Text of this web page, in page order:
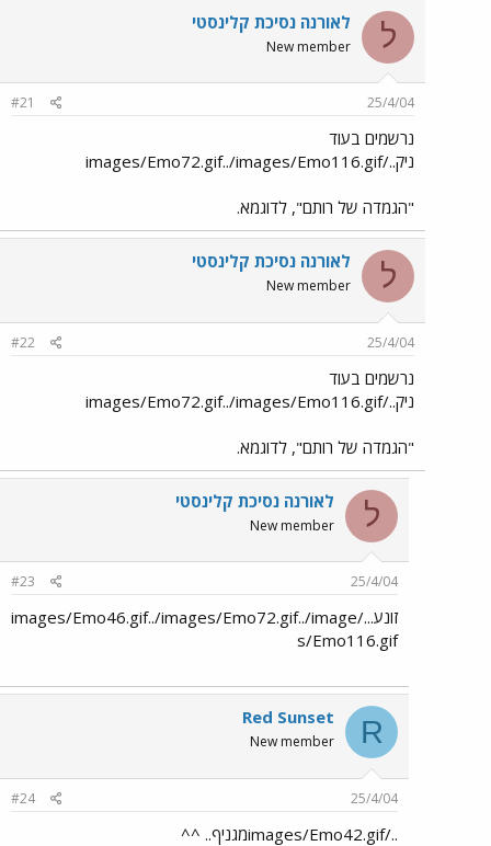
ל לאורנה נסיכת קלינסטי
New member
25/4/04
#21
נרשמים בעוד
ניק../images/Emo72.gif../images/Emo116.gif
"הגמדה של רותם", לדוגמא.
ל לאורנה נסיכת קלינסטי
New member
25/4/04
#22
נרשמים בעוד
ניק../images/Emo72.gif../images/Emo116.gif
"הגמדה של רותם", לדוגמא.
ל לאורנה נסיכת קלינסטי
New member
25/4/04
#23
זונע.../images/Emo46.gif../images/Emo72.gif../image
s/Emo116.gif
R
Red Sunset
New member
25/4/04
#24
../images/Emo42.gifמגניף.. ^^